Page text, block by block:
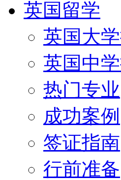
英国留学
英国大
英国中
热门专业
成功案例
签证指南
行前准备